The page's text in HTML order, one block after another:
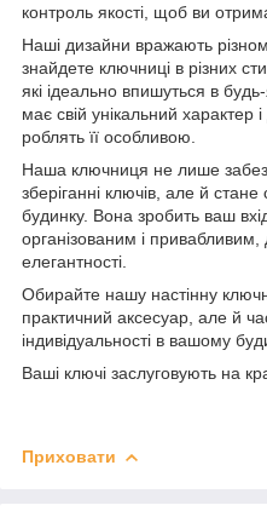
контроль якості, щоб ви
Наші дизайни вражають
знайдете ключниці в різних
які ідеально впишуться в
має свій унікальний характер
роблять її особливою.
Наша ключниця не лише
зберіганні ключів, але й
будинку. Вона зробить ваш
організованим і
елегантності.
Обирайте нашу настінну
практичний аксесуар, але й
індивідуальності в вашому
Ваші ключі заслуговують на
Приховати